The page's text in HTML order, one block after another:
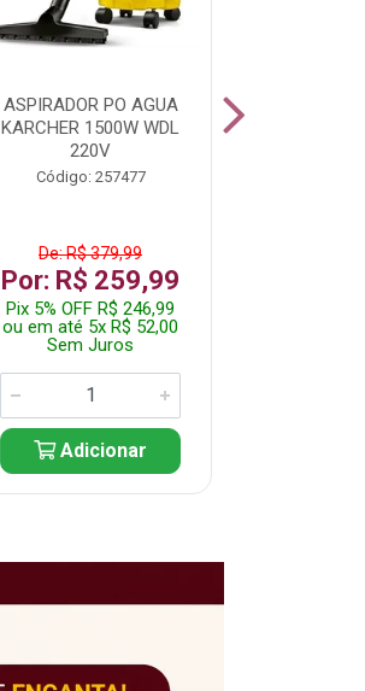
ASPIRADOR PO AGUA
KARCHER 1500W WDL
220V
Código: 257477
De: R$ 379,99
Por: R$ 259,99
Pix 5% OFF R$ 246,99
ou em até 5x R$ 52,00
Sem Juros
Adicionar